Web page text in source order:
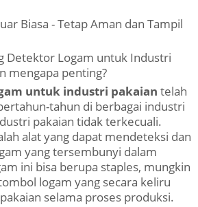
Biasa - Tetap Aman dan Tampil
Detektor Logam untuk Industri
mengapa penting?
untuk industri pakaian telah
tahun di berbagai industri
pakaian tidak terkecuali.
alat yang dapat mendeteksi dan
yang tersembunyi dalam
ini bisa berupa staples, mungkin
logam yang secara keliru
selama proses produksi.